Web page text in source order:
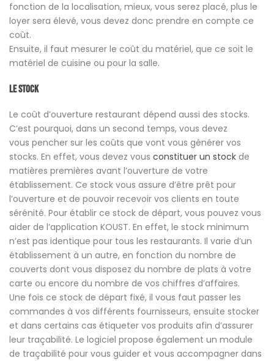
fonction de la localisation, mieux, vous serez placé, plus le
loyer sera élevé, vous devez donc prendre en compte ce
coût.
Ensuite, il faut mesurer le coût du matériel, que ce soit le
matériel de cuisine ou pour la salle.
Le stock
Le coût d’ouverture restaurant dépend aussi des stocks.
C’est pourquoi, dans un second temps, vous devez
vous pencher sur les coûts que vont vous générer vos
stocks. En effet, vous devez vous constituer un stock de
matières premières avant l’ouverture de votre
établissement. Ce stock vous assure d’être prêt pour
l’ouverture et de pouvoir recevoir vos clients en toute
sérénité. Pour établir ce stock de départ, vous pouvez vous
aider de l’application KOUST. En effet, le stock minimum
n’est pas identique pour tous les restaurants. Il varie d’un
établissement à un autre, en fonction du nombre de
couverts dont vous disposez du nombre de plats à votre
carte ou encore du nombre de vos chiffres d’affaires.
Une fois ce stock de départ fixé, il vous faut passer les
commandes à vos différents fournisseurs, ensuite stocker
et dans certains cas étiqueter vos produits afin d’assurer
leur traçabilité. Le logiciel propose également un module
de traçabilité pour vous guider et vous accompagner dans